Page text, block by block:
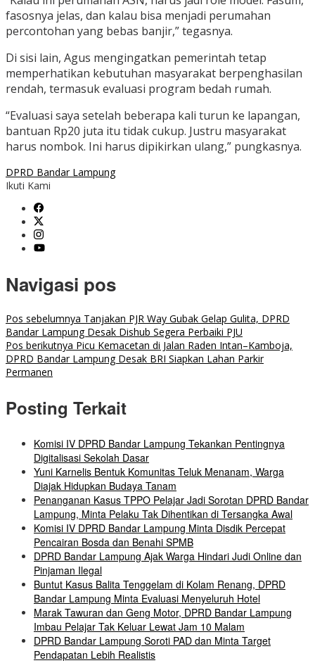
fasosnya jelas, dan kalau bisa menjadi perumahan
percontohan yang bebas banjir,” tegasnya.
Di sisi lain, Agus mengingatkan pemerintah tetap
memperhatikan kebutuhan masyarakat berpenghasilan
rendah, termasuk evaluasi program bedah rumah.
“Evaluasi saya setelah beberapa kali turun ke lapangan,
bantuan Rp20 juta itu tidak cukup. Justru masyarakat
harus nombok. Ini harus dipikirkan ulang,” pungkasnya.
DPRD Bandar Lampung
Ikuti Kami
Navigasi pos
Pos sebelumnya Tanjakan PJR Way Gubak Gelap Gulita, DPRD
Bandar Lampung Desak Dishub Segera Perbaiki PJU
Pos berikutnya Picu Kemacetan di Jalan Raden Intan–Kamboja,
DPRD Bandar Lampung Desak BRI Siapkan Lahan Parkir
Permanen
Posting Terkait
Komisi IV DPRD Bandar Lampung Tekankan Pentingnya
Digitalisasi Sekolah Dasar
Yuni Karnelis Bentuk Komunitas Teluk Menanam, Warga
Diajak Hidupkan Budaya Tanam
Penanganan Kasus TPPO Pelajar Jadi Sorotan DPRD Bandar
Lampung, Minta Pelaku Tak Dihentikan di Tersangka Awal
Komisi IV DPRD Bandar Lampung Minta Disdik Percepat
Pencairan Bosda dan Benahi SPMB
DPRD Bandar Lampung Ajak Warga Hindari Judi Online dan
Pinjaman Ilegal
Buntut Kasus Balita Tenggelam di Kolam Renang, DPRD
Bandar Lampung Minta Evaluasi Menyeluruh Hotel
Marak Tawuran dan Geng Motor, DPRD Bandar Lampung
Imbau Pelajar Tak Keluar Lewat Jam 10 Malam
DPRD Bandar Lampung Soroti PAD dan Minta Target
Pendapatan Lebih Realistis